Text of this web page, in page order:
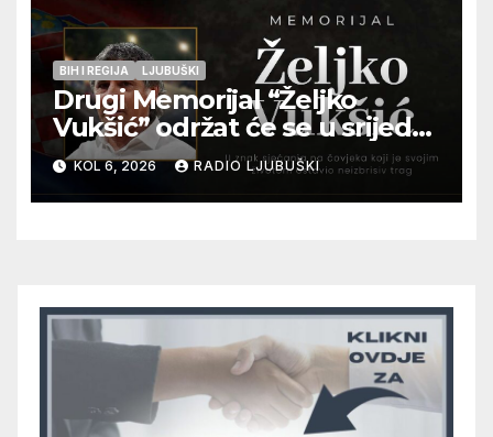
BIH I REGIJA LJUBUŠKI
Drugi Memorijal “Željko
Vukšić” održat će se u srijedu
12. kolovoza u Otoku
KOL 6, 2026 RADIO LJUBUŠKI